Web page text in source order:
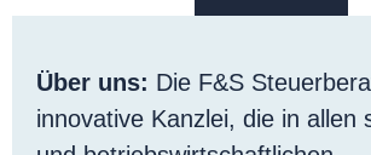
Über uns: Die F&S
innovative Kanzlei, die in allen